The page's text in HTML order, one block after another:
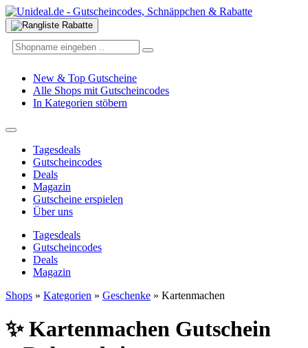
New & Top Gutscheine
Alle Shops mit Gutscheincodes
In Kategorien stöbern
Tagesdeals
Gutscheincodes
Deals
Magazin
Gutscheine erspielen
Über uns
Tagesdeals
Gutscheincodes
Deals
Magazin
Shops » Kategorien » Geschenke » Kartenmachen
✨ Kartenmachen Gutschein